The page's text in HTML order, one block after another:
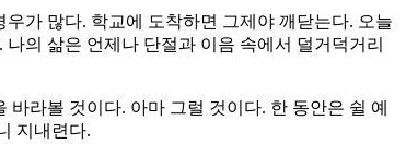
가 많다. 학교에 도착하면 그제야 깨닫는다. 오늘
의 삶은 언제나 단절과 이음 속에서 덜거덕거리
라볼 것이다. 아마 그럴 것이다. 한 동안은 쉴 예
지내련다.